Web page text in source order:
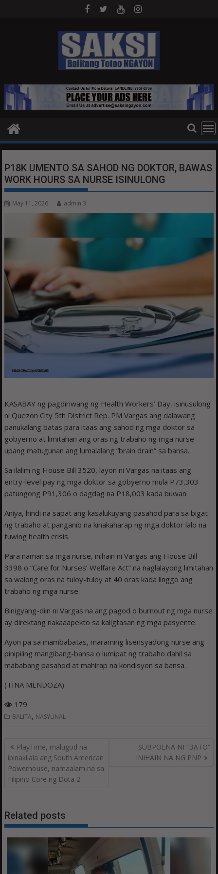
P18K UMENTO SA SAHOD NG DOKTOR, BAWAS
WORK HOURS SA NURSE ISINULONG
May 11, 2026 admin 3
KASABAY ng pagdiriwang ng Health Workers’ Day, isinusulong
ni Quezon City 5th District Rep. PM Vargas ang dalawang
panukalang batas para itaas ang sahod ng mga doktor sa
gobyerno at limitahan ang oras ng trabaho ng mga nurse
upang matugunan ang lumalalang “brain drain” sa bansa.
Sa ilalim ng House Bill 3520, layon ni Vargas na itaas ang
entry-level pay ng mga doktor sa gobyerno mula P73,303
patungong P91,306 o dagdag na P18,003 kada buwan.
Aniya, hindi na sapat ang kasalukuyang pasahod para sa bigat
ng trabaho at panganib na kinakaharap ng mga doktor lalo na
tuwing health crisis.
Para naman sa mga nurse, inihain ni Vargas ang House Bill
3398 o “Care for Nurses’ Welfare Act” na naglalayong limitahan
sa walong oras na tuloy-tuloy at 40 oras kada linggo ang
trabaho ng mga nurse.
Binigyang-diin ni Vargas na ang pagod o burnout ng mga nurse
ay direktang nakaaapekto sa kaligtasan ng mga pasyente.
Ayon pa sa mambabatas, maraming lisensyadong nurse ang
pinipiling mangibang-bansa o lumipat ng trabaho dahil sa
mababang pasahod at mahirap na kondisyon sa bansa.
(TINA MENDOZA)
179
BALITA, NASYUNAL
Post
navigation
PlayTime, malugod na
ipinakilala ang South American
Powerhouse, namaalam na sa
Filipino Core ng Dota 2
SUBPOENA NI “BATO”
INIHAIN NA NG PNP
Related posts